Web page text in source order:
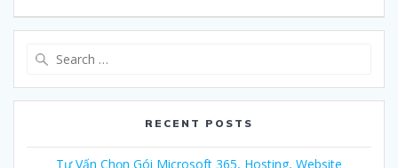
RECENT POSTS
Tư Vấn Chọn Gói Microsoft 365, Hosting, Website